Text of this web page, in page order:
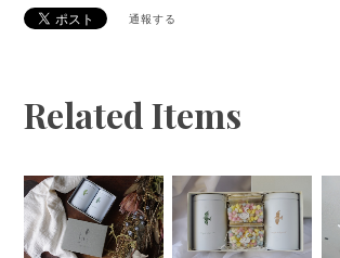
通報する
Related Items